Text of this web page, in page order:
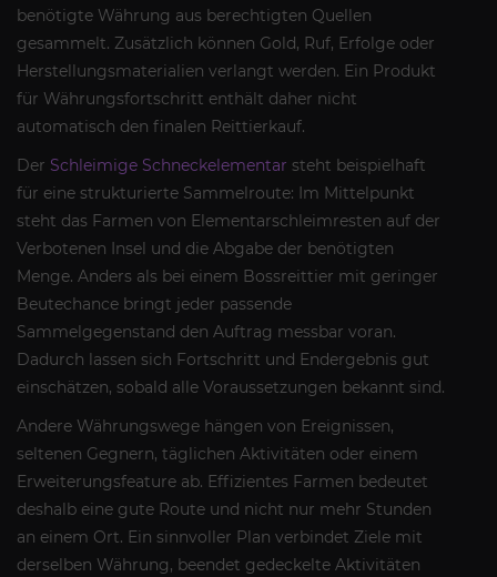
benötigte Währung aus berechtigten Quellen
gesammelt. Zusätzlich können Gold, Ruf, Erfolge oder
Herstellungsmaterialien verlangt werden. Ein Produkt
für Währungsfortschritt enthält daher nicht
automatisch den finalen Reittierkauf.
Der Schleimige Schneckelementar steht beispielhaft
für eine strukturierte Sammelroute: Im Mittelpunkt
steht das Farmen von Elementarschleimresten auf der
Verbotenen Insel und die Abgabe der benötigten
Menge. Anders als bei einem Bossreittier mit geringer
Beutechance bringt jeder passende
Sammelgegenstand den Auftrag messbar voran.
Dadurch lassen sich Fortschritt und Endergebnis gut
einschätzen, sobald alle Voraussetzungen bekannt sind.
Andere Währungswege hängen von Ereignissen,
seltenen Gegnern, täglichen Aktivitäten oder einem
Erweiterungsfeature ab. Effizientes Farmen bedeutet
deshalb eine gute Route und nicht nur mehr Stunden
an einem Ort. Ein sinnvoller Plan verbindet Ziele mit
derselben Währung, beendet gedeckelte Aktivitäten